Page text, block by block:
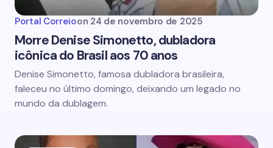
Portal Correioon 24 de novembro de 2025
Morre Denise Simonetto, dubladora
icônica do Brasil aos 70 anos
Denise Simonetto, famosa dubladora brasileira,
faleceu no último domingo, deixando um legado no
mundo da dublagem.